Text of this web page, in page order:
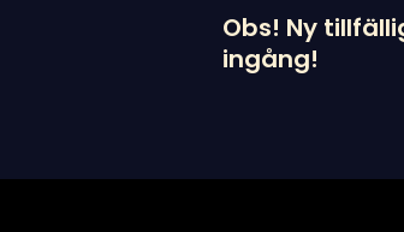
Obs! Ny
ingång!